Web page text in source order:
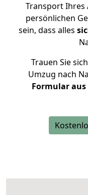
Transport Ihres
persönlichen
sein, dass alles
Trauen Sie
Umzug nach
Formular aus